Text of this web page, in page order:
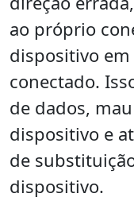
ao próprio
dispositivo
conectado.
de dados,
dispositivo e
de
dispositivo.